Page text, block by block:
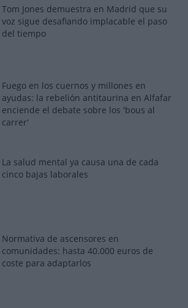
Tom Jones demuestra en Madrid que su
voz sigue desafiando implacable el paso
del tiempo
Fuego en los cuernos y millones en
ayudas: la rebelión antitaurina en Alfafar
enciende el debate sobre los 'bous al
carrer'
La salud mental ya causa una de cada
cinco bajas laborales
Normativa de ascensores en
comunidades: hasta 40.000 euros de
coste para adaptarlos